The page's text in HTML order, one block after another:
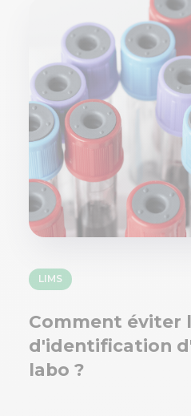
LIMS
Comment éviter
d'identification
labo ?